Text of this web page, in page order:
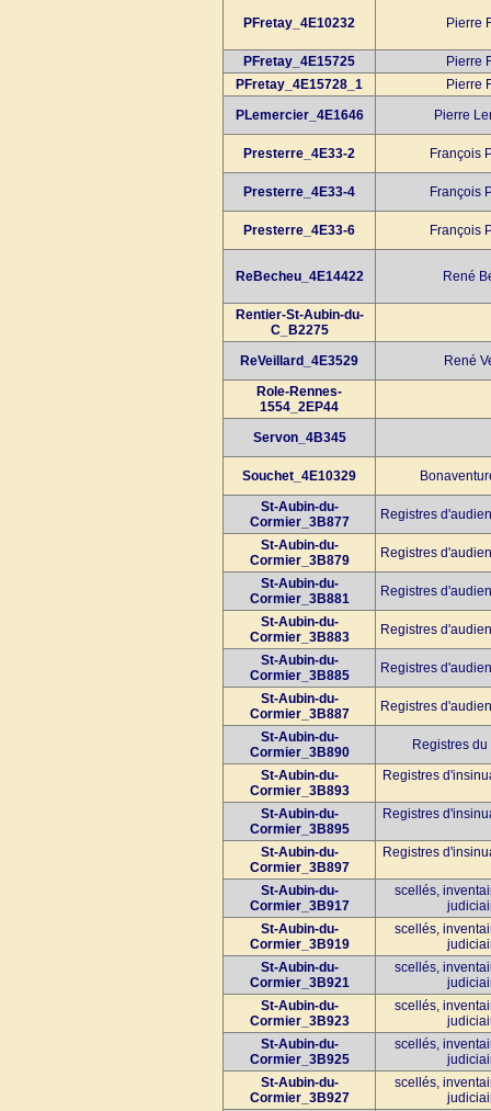
PFretay_4E10232 Pierre
PFretay_4E15725
Pierre
PFretay_4E15728_1
Pierre
PLemercier_4E1646
Pierre
Presterre_4E33-2 François
Presterre_4E33-4 François
Presterre_4E33-6 François
ReBecheu_4E14422 René
Rentier-St-Aubin-du-
C_B2275
ReVeillard_4E3529
René
Role-Rennes-
1554_2EP44
Servon_4B345
Souchet_4E10329
St-Aubin-du-
Cormier_3B877
Registres
St-Aubin-du-
Cormier_3B879
Registres
St-Aubin-du-
Cormier_3B881
Registres
St-Aubin-du-
Cormier_3B883
Registres
St-Aubin-du-
Cormier_3B885
Registres
St-Aubin-du-
Cormier_3B887
Registres
St-Aubin-du-
Cormier_3B890
Registres
St-Aubin-du-
Cormier_3B893
Registres
St-Aubin-du-
Cormier_3B895
Registres
St-Aubin-du-
Cormier_3B897
Registres
St-Aubin-du-
Cormier_3B917
scellés,
St-Aubin-du-
Cormier_3B919
scellés,
St-Aubin-du-
Cormier_3B921
scellés,
St-Aubin-du-
Cormier_3B923
scellés,
St-Aubin-du-
Cormier_3B925
scellés,
St-Aubin-du-
Cormier_3B927
scellés,